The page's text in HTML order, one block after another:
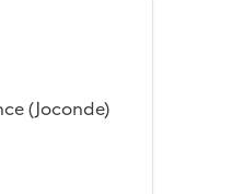
(Joconde)